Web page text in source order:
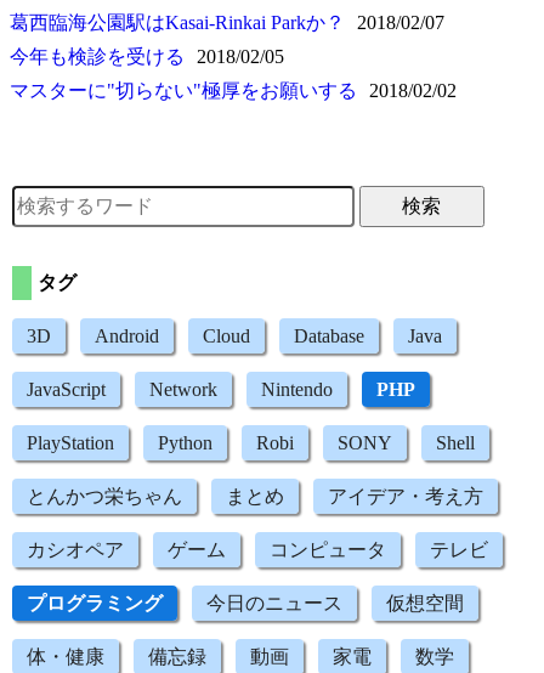
葛西臨海公園駅はKasai-Rinkai Parkか？
2018/02/07
今年も検診を受ける
2018/02/05
マスターに"切らない"極厚をお願いする
2018/02/02
検索
タグ
3D Android Cloud Database Java
JavaScript Network Nintendo PHP
PlayStation Python Robi SONY Shell
とんかつ栄ちゃん まとめ アイデア・考え方
カシオペア ゲーム コンピュータ テレビ
プログラミング 今日のニュース 仮想空間
体・健康 備忘録 動画 家電 数学